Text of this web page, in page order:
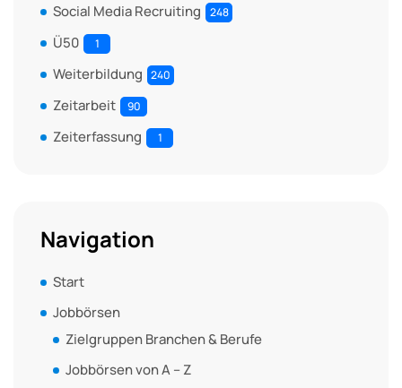
Social Media Recruiting 248
Ü50 1
Weiterbildung 240
Zeitarbeit 90
Zeiterfassung 1
Navigation
Start
Jobbörsen
Zielgruppen Branchen & Berufe
Jobbörsen von A – Z